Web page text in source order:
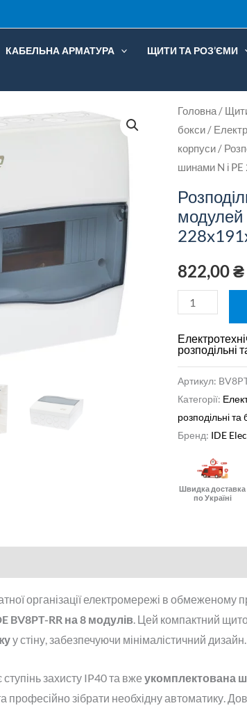
КАБЕЛЬНА АРМАТУРА
ЩИТИ ТА РОЗ’ЄМИ
Головна /
бокси /
корпуси /
шинами N і
модулей
822,00₴
Розподільчий
щит
IDE
8
модулей
IP40
з
N
і
PE
228x191x99
мм
розподільні
Артикул:
Категорії:
розподільні та
Бренд: IDE
Швидка доставка
по Україні
організації електромережі в обмеженому
BV8PT-RR на 8 модулів. Цей компактний
у стіну, забезпечуючи мінімалістичний дизайн.
захисту IP40 та вже укомплектована
зібрати необхідну автоматику.